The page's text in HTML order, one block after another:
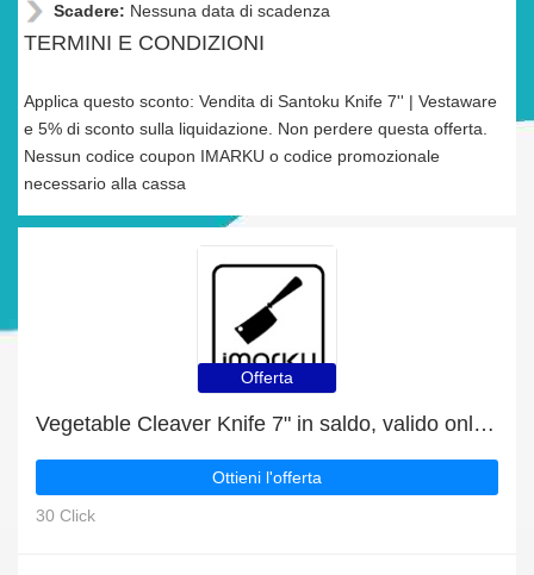
Scadere: Nessuna data di scadenza
TERMINI E CONDIZIONI
Applica questo sconto: Vendita di Santoku Knife 7'' | Vestaware
e 5% di sconto sulla liquidazione. Non perdere questa offerta.
Nessun codice coupon IMARKU o codice promozionale
necessario alla cassa
Offerta
Vegetable Cleaver Knife 7" in saldo, valido online
Ottieni l'offerta
30 Click